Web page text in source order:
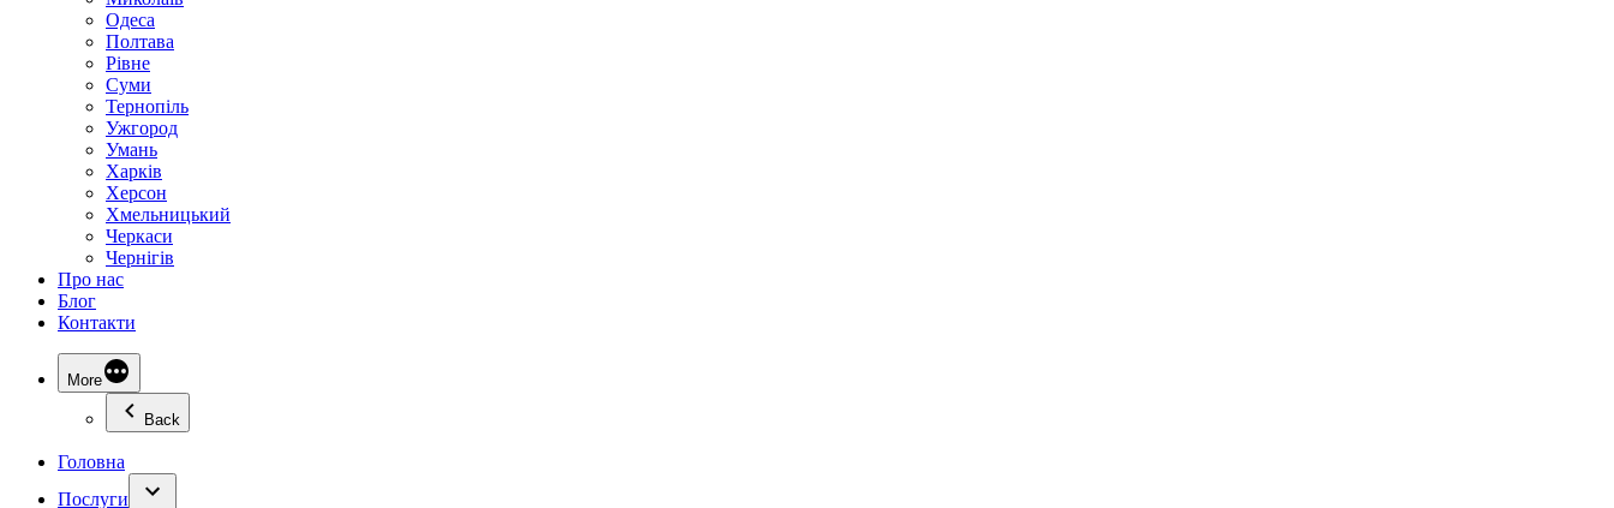
Одеса
Полтава
Рівне
Суми
Тернопіль
Ужгород
Умань
Харків
Херсон
Хмельницький
Черкаси
Чернігів
Про нас
Блог
Контакти
More
Back
Головна
Послуги